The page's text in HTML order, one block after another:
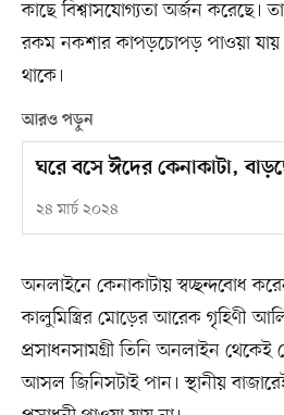
কাছে বিশ্বাসযোগ্যতা অর্জন করেছে।
রকম নকশার কাপড়চোপড় পাওয়া
থাকে।
আরও পড়ুন
ঘরে বসে ঈদের কেনাকাটা,
২৪ মার্চ ২০২৪
অনলাইনে কেনাকাটায় স্বচ্ছন্দবোধ
কালুমিস্ত্রির মোড়ের আরেক গৃহিণী
প্রসাধনসামগ্রী তিনি অনলাইন
আসল জিনিসটাই পান। স্থানীয়